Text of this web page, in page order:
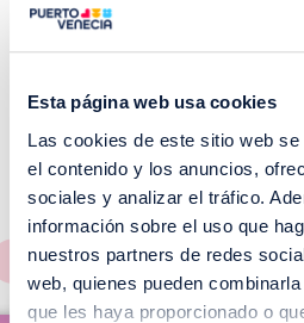
Esta página web usa cookies
Las cookies de este sitio web
el contenido y los anuncios,
sociales y analizar el tráfico.
información sobre el uso que
nuestros partners de redes
web, quienes pueden
que les haya proporcionado o
¡No te pierdas
EVENTOS!
Ver todos >